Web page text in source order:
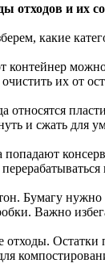
отходов и их
какие
контейнер
их от
относятся
и сжать для
попадают
Бумагу
Важно
отходы.